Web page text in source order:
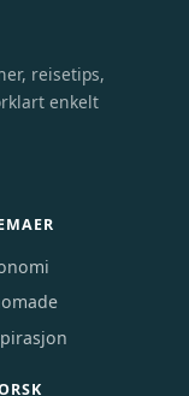
reisetips,
enkelt